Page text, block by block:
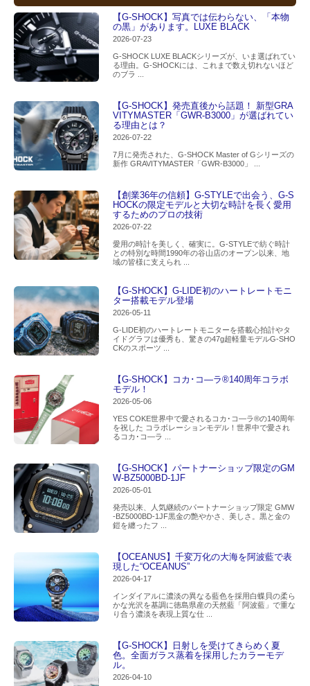
【G-SHOCK】写真では伝わらない、「本物
の黒」があります。LUXE BLACK
2026-07-23
G-SHOCK LUXE BLACKシリーズが、いま選ばれてい
る理由。G-SHOCKには、これまで数え切れないほど
のブラ ...
【G-SHOCK】発売直後から話題！ 新型GRA
VITYMASTER「GWR-B3000」が選ばれてい
る理由とは？
2026-07-22
7月に発売された、G-SHOCK Master of Gシリーズの
新作 GRAVITYMASTER「GWR-B3000」 ...
【創業36年の信頼】G-STYLEで出会う、G-S
HOCKの限定モデルと大切な時計を長く愛用
するためのプロの技術
2026-07-22
愛用の時計を美しく、確実に。G-STYLEで紡ぐ時計
との特別な時間1990年の谷山店のオープン以来、地
域の皆様に支えられ ...
【G-SHOCK】G-LIDE初のハートレートモニ
ター搭載モデル登場
2026-05-11
G-LIDE初のハートレートモニターを搭載心拍計やタ
イドグラフは優秀も、驚きの47g超軽量モデルG-SHO
CKのスポーツ ...
【G-SHOCK】コカ･コ―ラ®140周年コラボ
モデル！
2026-05-06
YES COKE世界中で愛されるコカ･コ―ラ®の140周年
を祝した コラボレーションモデル！世界中で愛され
るコカ･コ―ラ ...
【G-SHOCK】パートナーショップ限定のGM
W-BZ5000BD-1JF
2026-05-01
発売以来、人気継続のパートナーショップ限定 GMW
-BZ5000BD-1JF黒金の艶やかさ、美しさ。黒と金の
鎧を纏ったフ ...
【OCEANUS】千変万化の大海を阿波藍で表
現した“OCEANUS”
2026-04-17
インダイアルに濃淡の異なる藍色を採用白蝶貝の柔ら
かな光沢を基調に徳島県産の天然藍「阿波藍」で重な
り合う濃淡を表現上質な仕 ...
【G-SHOCK】日射しを受けてきらめく夏
色。全面ガラス蒸着を採用したカラーモデ
ル。
2026-04-10